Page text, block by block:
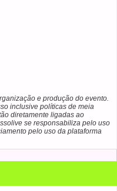
e produção do evento.
inclusive políticas de meia
diretamente ligadas ao
se responsabiliza pelo uso
pelo uso da plataforma